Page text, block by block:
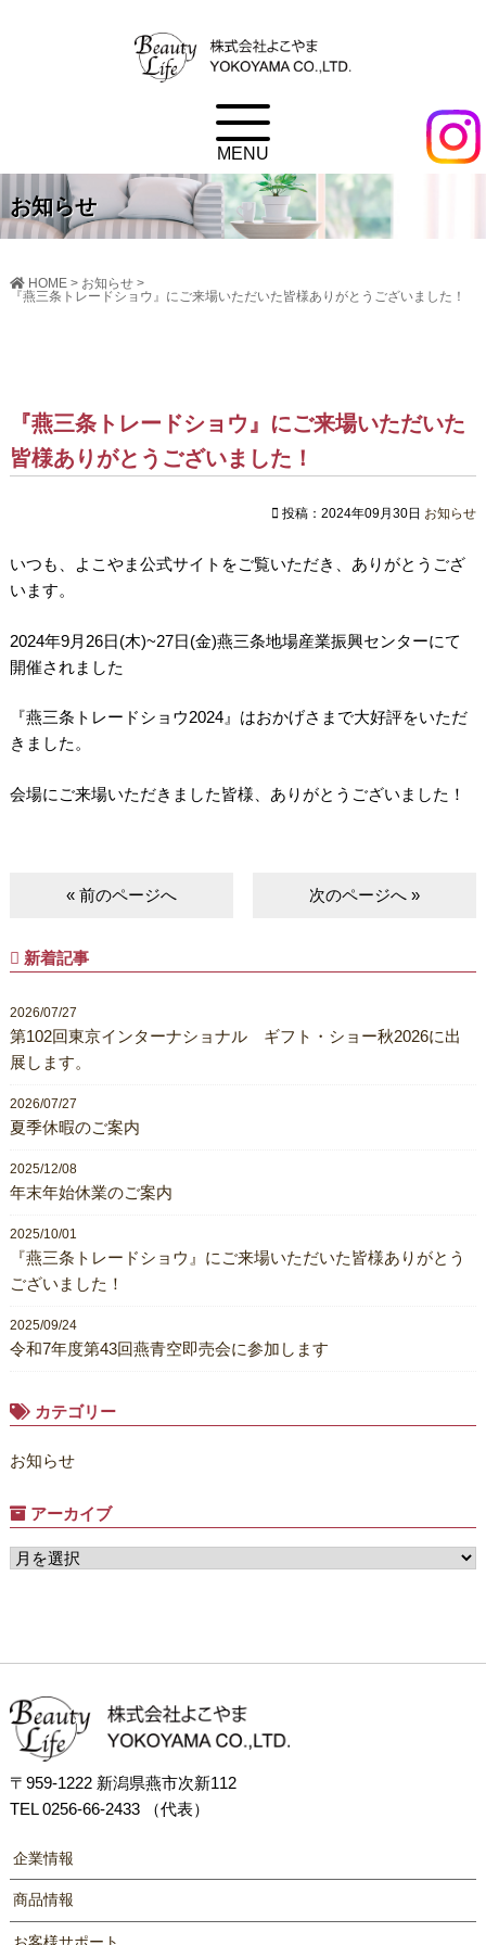
お知らせ
HOME> お知らせ>
『燕三条トレードショウ』にご来場いただいた皆様ありがとうございました！
『燕三条トレードショウ』にご来場いただいた
皆様ありがとうございました！
投稿：2024年09月30日 お知らせ
いつも、よこやま公式サイトをご覧いただき、ありがとうござ
います。
2024年9月26日(木)~27日(金)燕三条地場産業振興センターにて
開催されました
『燕三条トレードショウ2024』はおかげさまで大好評をいただ
きました。
会場にご来場いただきました皆様、ありがとうございました！
« 前のページへ 次のページへ »
新着記事
2026/07/27
第102回東京インターナショナル ギフト・ショー秋2026に出
展します。
2026/07/27
夏季休暇のご案内
2025/12/08
年末年始休業のご案内
2025/10/01
『燕三条トレードショウ』にご来場いただいた皆様ありがとう
ございました！
2025/09/24
令和7年度第43回燕青空即売会に参加します
カテゴリー
お知らせ
アーカイブ
〒959-1222 新潟県燕市次新112
TEL 0256-66-2433 （代表）
企業情報
商品情報